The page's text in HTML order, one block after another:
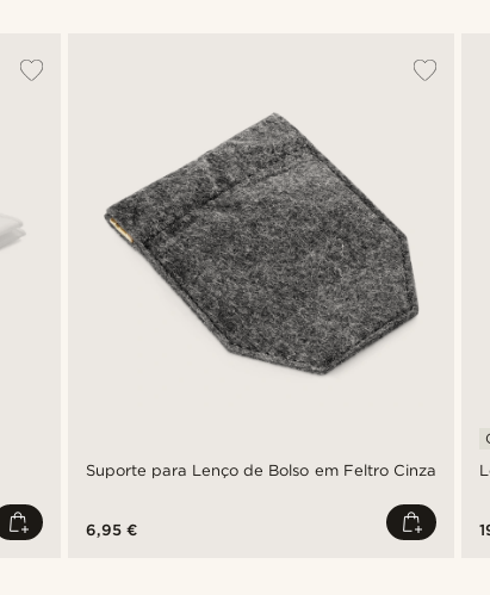
Suporte para Lenço de Bolso em Feltro Cinza
6,95 €